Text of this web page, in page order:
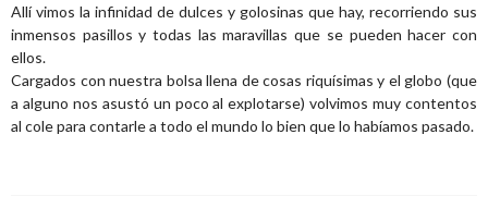
Allí vimos la infinidad de dulces y golosinas que hay, recorriendo sus
inmensos pasillos y todas las maravillas que se pueden hacer con
ellos.
Cargados con nuestra bolsa llena de cosas riquísimas y el globo (que
a alguno nos asustó un poco al explotarse) volvimos muy contentos
al cole para contarle a todo el mundo lo bien que lo habíamos pasado.